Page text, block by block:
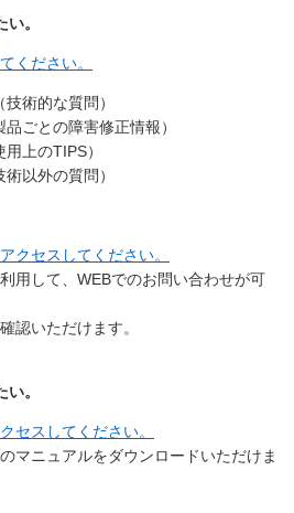
。
ください。
術的な質問）
ごとの障害修正情報）
上のTIPS）
以外の質問）
クセスしてください。
用して、WEBでのお問い合わせが可
認いただけます。
。
セスしてください。
マニュアルをダウンロードいただけま